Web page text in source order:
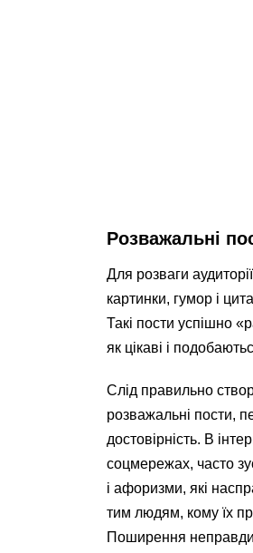
Розважальні
Для розваги
картинки, гумор і
Такі пости успішно
як цікаві і
Слід правильно
розважальні пости,
достовірність. В
соцмережах, часто
і афоризми, які
тим людям, кому їх
Поширення